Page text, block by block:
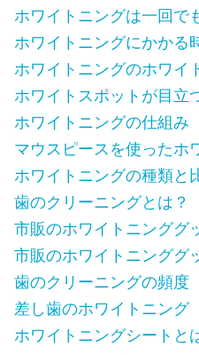
ホワイトニングは一回で
ホワイトニングにかかる
ホワイトニングのホワイ
ホワイトスポットが目立
ホワイトニングの仕組み
マウスピースを使ったホ
ホワイトニングの種類と
歯のクリーニングとは？
市販のホワイトニンググ
市販のホワイトニンググ
歯のクリーニングの頻度
差し歯のホワイトニング
ホワイトニングシートと